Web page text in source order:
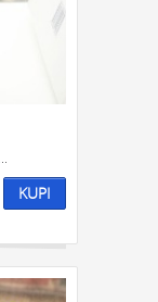
KUPI